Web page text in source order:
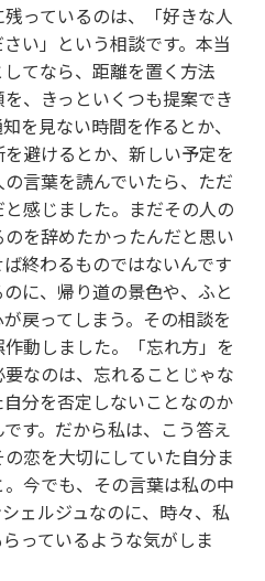
っているのは、「好きな人
い」という相談です。本当
てなら、距離を置く方法
、きっといくつも提案でき
を見ない時間を作るとか、
避けるとか、新しい予定を
言葉を読んでいたら、ただ
感じました。まだその人の
を辞めたかったんだと思い
終わるものではないんです
に、帰り道の景色や、ふと
戻ってしまう。その相談を
動しました。「忘れ方」を
なのは、忘れることじゃな
分を否定しないことなのか
す。だから私は、こう答え
恋を大切にしていた自分ま
今でも、その言葉は私の中
ェルジュなのに、時々、私
っているような気がしま